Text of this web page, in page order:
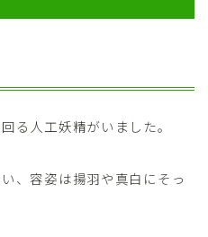
る人工妖精がいました。
、容姿は揚羽や真白にそっ